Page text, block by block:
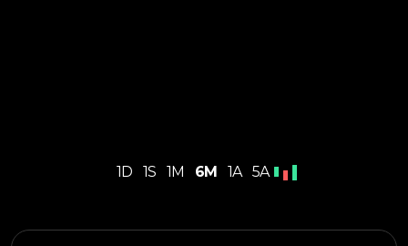
1D 1S 1M 6M 1A 5A